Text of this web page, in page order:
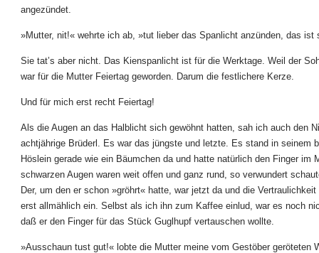
angezündet.
»Mutter, nit!« wehrte ich ab, »tut lieber das Spanlicht anzünden, das ist
Sie tat’s aber nicht. Das Kienspanlicht ist für die Werktage. Weil der
war für die Mutter Feiertag geworden. Darum die festlichere Kerze.
Und für mich erst recht Feiertag!
Als die Augen an das Halblicht sich gewöhnt hatten, sah ich auch den
achtjährige Brüderl. Es war das jüngste und letzte. Es stand in seinem
Höslein gerade wie ein Bäumchen da und hatte natürlich den Finger im
schwarzen Augen waren weit offen und ganz rund, so verwundert
Der, um den er schon »gröhrt« hatte, war jetzt da und die
erst allmählich ein. Selbst als ich ihn zum Kaffee einlud, war es noch
daß er den Finger für das Stück Guglhupf vertauschen wollte.
»Ausschaun tust gut!« lobte die Mutter meine vom Gestöber geröteten